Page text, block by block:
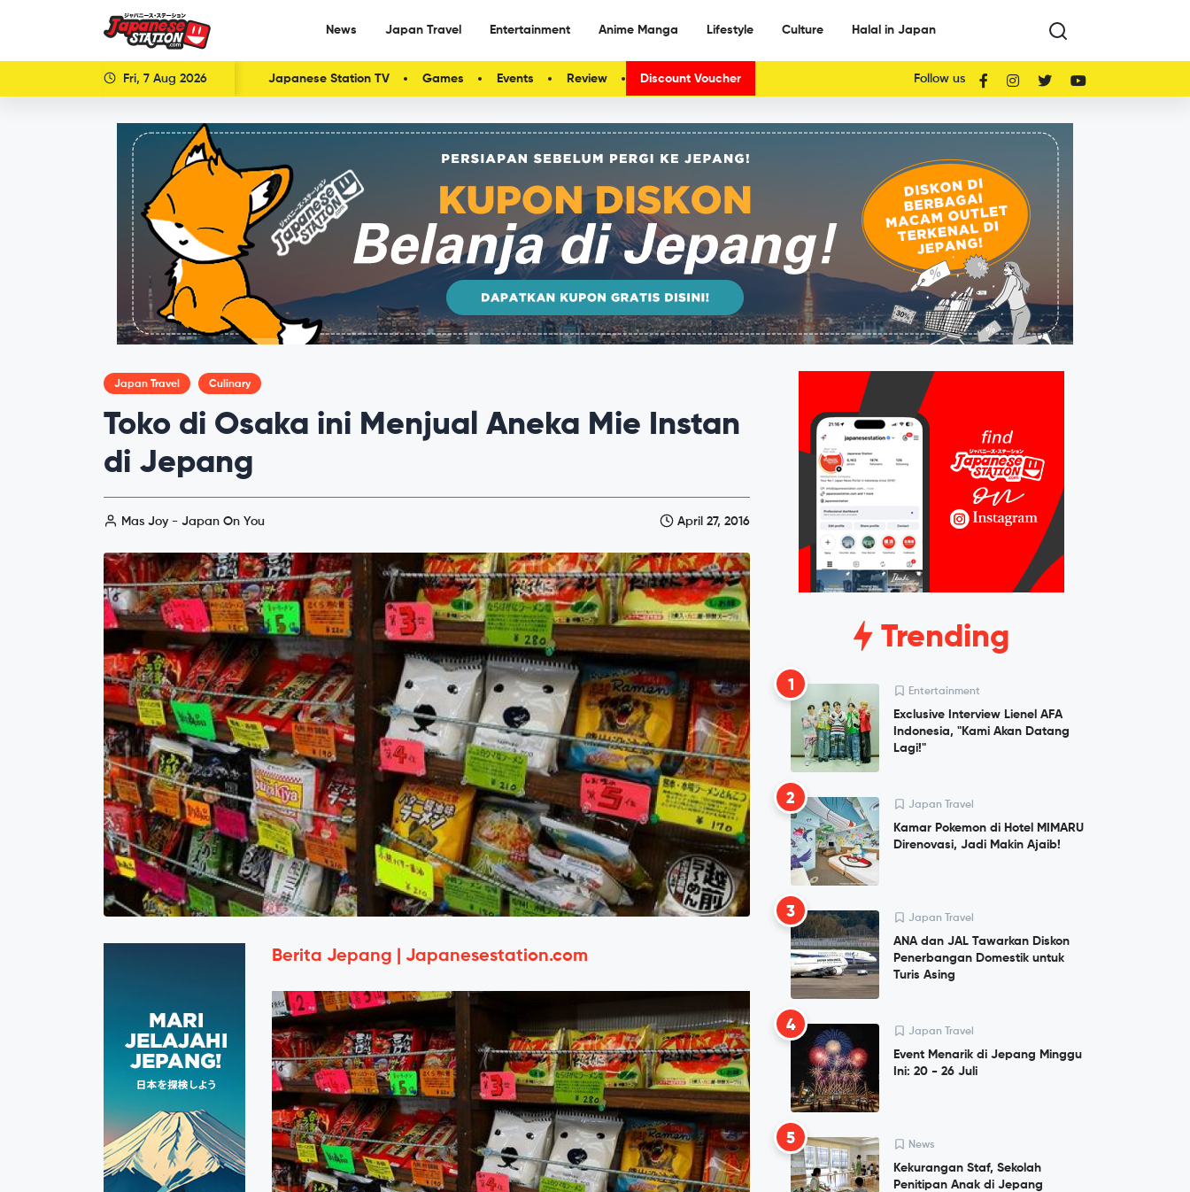
News Japan Travel Entertainment Anime Manga Lifestyle Culture Halal in Japan
Fri, 7 Aug 2026 Japanese Station TV Games Events Review Discount Voucher Follow us
Japan Travel Culinary
Toko di Osaka ini Menjual Aneka Mie Instan
di Jepang
Mas Joy - Japan On You April 27, 2016
Berita Jepang | Japanesestation.com
Trending
1 Entertainment
Exclusive Interview Lienel AFA
Indonesia, "Kami Akan Datang
Lagi!"
2 Japan Travel
Kamar Pokemon di Hotel MIMARU
Direnovasi, Jadi Makin Ajaib!
3 Japan Travel
ANA dan JAL Tawarkan Diskon
Penerbangan Domestik untuk
Turis Asing
4 Japan Travel
Event Menarik di Jepang Minggu
Ini: 20 - 26 Juli
5 News
Kekurangan Staf, Sekolah
Penitipan Anak di Jepang